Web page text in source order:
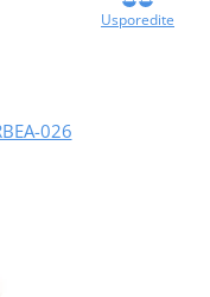
Usporedite
026